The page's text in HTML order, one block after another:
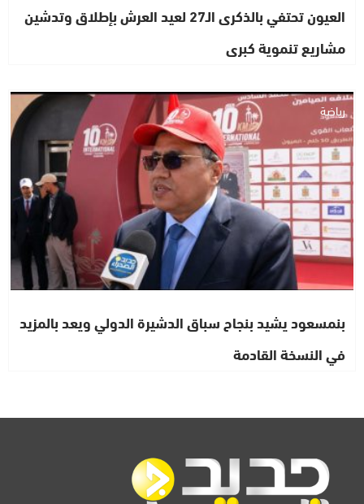
العيون تحتفي بالذكرى الـ27 لعيد العرش بإطلاق وتدشين
مشاريع تنموية كبرى
رياضة
بنمسعود يشيد بنجاح سباق الدشيرة الدولي ويعد بالمزيد
في النسخة القادمة